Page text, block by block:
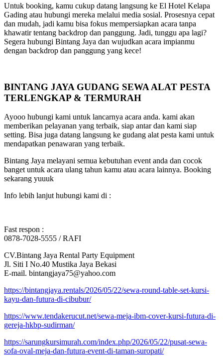
Untuk booking, kamu cukup datang langsung ke El Hotel Kelapa
Gading atau hubungi mereka melalui media sosial. Prosesnya cepat
dan mudah, jadi kamu bisa fokus mempersiapkan acara tanpa
khawatir tentang backdrop dan panggung. Jadi, tunggu apa lagi?
Segera hubungi Bintang Jaya dan wujudkan acara impianmu
dengan backdrop dan panggung yang kece!
BINTANG JAYA GUDANG SEWA ALAT PESTA
TERLENGKAP & TERMURAH
Ayooo hubungi kami untuk lancarnya acara anda. kami akan
memberikan pelayanan yang terbaik, siap antar dan kami siap
setting. Bisa juga datang langsung ke gudang alat pesta kami untuk
mendapatkan penawaran yang terbaik.
Bintang Jaya melayani semua kebutuhan event anda dan cocok
banget untuk acara ulang tahun kamu atau acara lainnya. Booking
sekarang yuuuk
Info lebih lanjut hubungi kami di :
Fast respon :
0878-7028-5555 / RAFI
CV.Bintang Jaya Rental Party Equipment
Jl. Siti I No.40 Mustika Jaya Bekasi
E-mail. bintangjaya75@yahoo.com
https://bintangjaya.rentals/2026/05/22/sewa-round-table-set-kursi-
kayu-dan-futura-di-cibubur/
https://www.tendakerucut.net/sewa-meja-ibm-cover-kursi-futura-di-
gereja-hkbp-sudirman/
https://sarungkursimurah.com/index.php/2026/05/22/pusat-sewa-
sofa-oval-meja-dan-futura-event-di-taman-suropati/